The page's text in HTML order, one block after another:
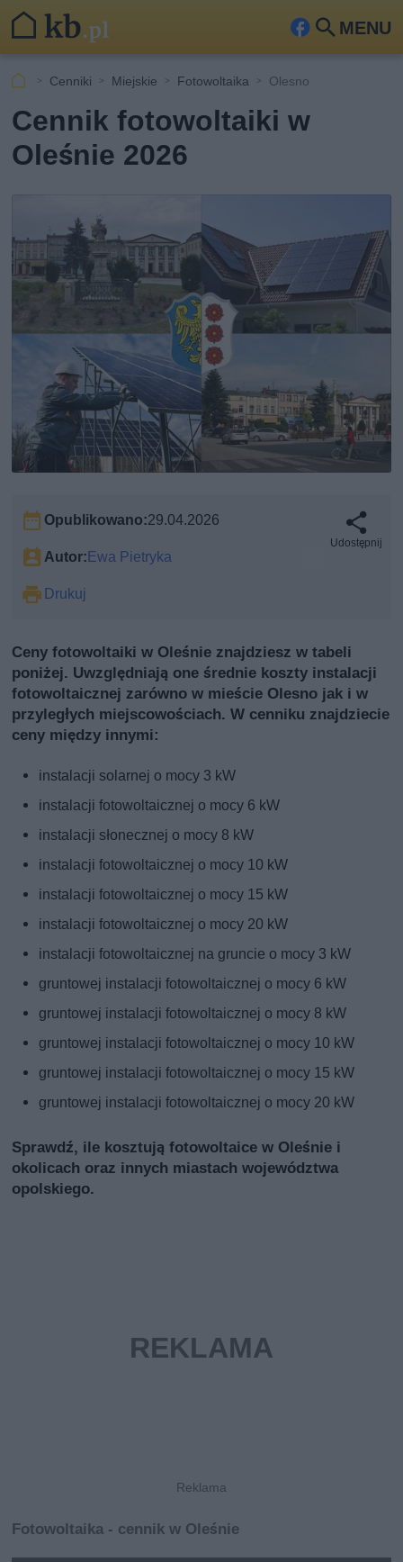
MENU
Fa
ook
Szu
Cenniki Miejskie Fotowoltaika Olesno
Cennik fotowoltaiki w
Oleśnie 2026
Opublikowano:29.04.2026
Autor: Ewa Pietryka
Drukuj
Udostępnij
Ceny fotowoltaiki w Oleśnie znajdziesz w tabeli
poniżej. Uwzględniają one średnie koszty instalacji
fotowoltaicznej zarówno w mieście Olesno jak i w
przyległych miejscowościach. W cenniku znajdziecie
ceny między innymi:
instalacji solarnej o mocy 3 kW
instalacji fotowoltaicznej o mocy 6 kW
instalacji słonecznej o mocy 8 kW
instalacji fotowoltaicznej o mocy 10 kW
instalacji fotowoltaicznej o mocy 15 kW
instalacji fotowoltaicznej o mocy 20 kW
instalacji fotowoltaicznej na gruncie o mocy 3 kW
gruntowej instalacji fotowoltaicznej o mocy 6 kW
gruntowej instalacji fotowoltaicznej o mocy 8 kW
gruntowej instalacji fotowoltaicznej o mocy 10 kW
gruntowej instalacji fotowoltaicznej o mocy 15 kW
gruntowej instalacji fotowoltaicznej o mocy 20 kW
Sprawdź, ile kosztują fotowoltaice w Oleśnie i
okolicach oraz innych miastach województwa
opolskiego.
Fotowoltaika - cennik w Oleśnie